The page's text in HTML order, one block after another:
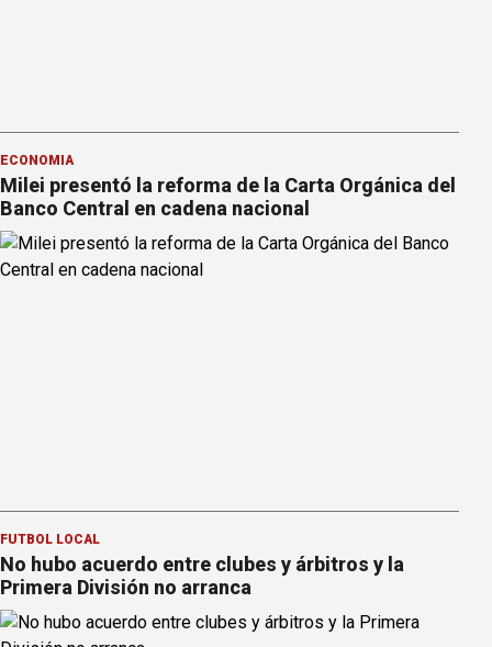
ECONOMÍA
Milei presentó la reforma de la Carta Orgánica del
Banco Central en cadena nacional
FÚTBOL LOCAL
No hubo acuerdo entre clubes y árbitros y la
Primera División no arranca